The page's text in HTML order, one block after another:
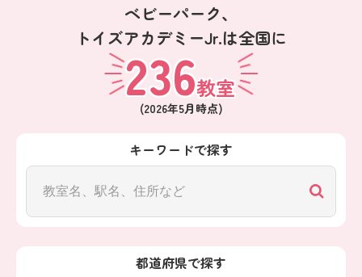
ベビーパーク、
トイズアカデミーJr.は全国に
236教室
(2026年5月 時点)
キーワードで探す
都道府県で探す